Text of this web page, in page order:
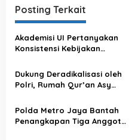
a
s
i
o
s
Posting Terkait
Akademisi UI Pertanyakan
Konsistensi Kebijakan
Dukung Deradikalisasi oleh
Polri, Rumah Qur’an Asy
Pok JAD Menolak
Radikalisme-Terorisme &
Intoleransi
Polda Metro Jaya Bantah
Penangkapan Tiga Anggota